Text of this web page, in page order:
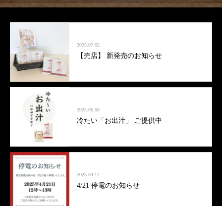
2025.07.02
【売店】 新発売のお知らせ
2025.06.08
冷たい「お出汁」 ご提供中
2025.04.14
4/21 停電のお知らせ